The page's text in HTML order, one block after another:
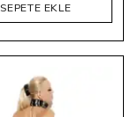
SEPETE EKLE